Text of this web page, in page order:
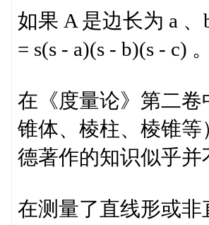
如果 A 是边长为 a
= s(s - a)(s - b)(s - c) 。
在《度量论》第二
锥体、棱柱、棱锥
德著作的知识似乎
在测量了直线形或